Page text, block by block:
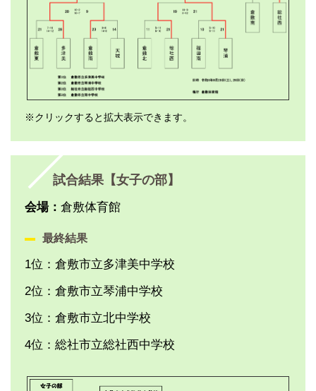
※クリックすると拡大表示できます。
試合結果【女子の部】
会場： 倉敷体育館
最終結果
1位：倉敷市立多津美中学校
2位：倉敷市立琴浦中学校
3位：倉敷市立北中学校
4位：総社市立総社西中学校